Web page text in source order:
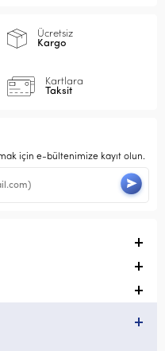
Ücretsiz
Kargo
Kartlara
Taksit
için e-bültenimize kayıt olun.